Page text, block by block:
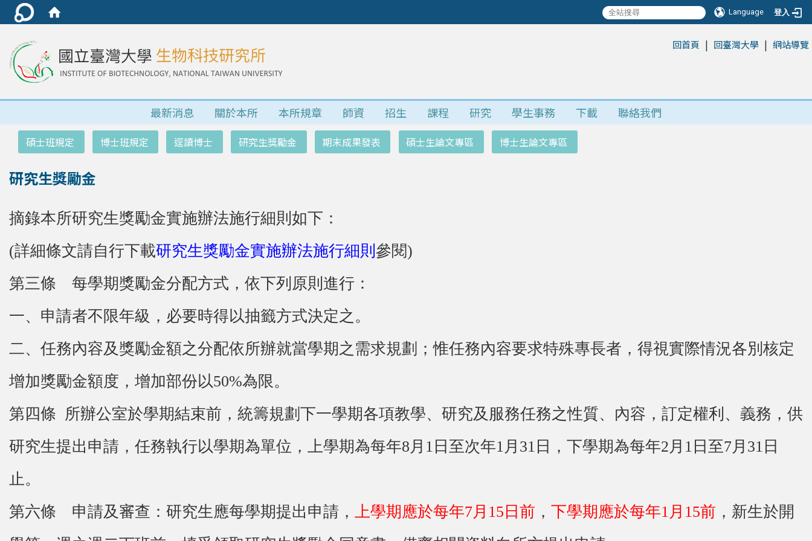
Language 登入
回首頁 | 回臺灣大學 | 網站導覽
最新消息 關於本所 本所規章 師資 招生 課程 研究 學生事務 下載 聯絡我們
碩士班規定 博士班規定 逕讀博士 研究生獎勵金 期末成果發表 碩士生論文專區 博士生論文專區
研究生獎勵金
摘錄本所研究生獎勵金實施辦法施行細則如下：
(詳細條文請自行下載研究生獎勵金實施辦法施行細則 參閱)
第三條 每學期獎勵金分配方式，依下列原則進行：
一、申請者不限年級，必要時得以抽籤方式決定之。
二、任務內容及獎勵金額之分配依所辦就當學期之需求規劃；惟任務內容要求特殊專長者，得視實際情況各別核定
增加獎勵金額度，增加部份以50%為限。
第四條 所辦公室於學期結束前，統籌規劃下一學期各項教學、研究及服務任務之性質、內容，訂定權利、義務，供
研究生提出申請，任務執行以學期為單位，上學期為每年8月1日至次年1月31日，下學期為每年2月1日至7月31日
止。
第六條 申請及審查：研究生應每學期提出申請， 上學期應於每年7月15日前 ， 下學期應於每年1月15前 ，新生於開